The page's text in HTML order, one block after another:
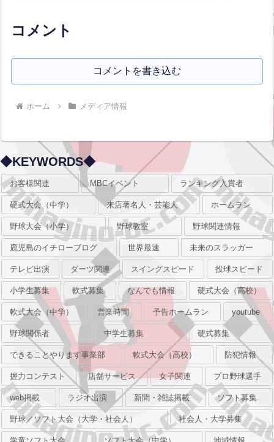
コメント
コメントを書き込む
ホーム メディア情報
◆KEYWORDS◆
お客様関連 MBCイベント ランキング入賞者
硬式大会（中学） 来店著名人・芸能人 ホームラン
野球大会（小学） 野球教室 野球関連情報
鹿児島のイチローブログ 世界最速 未来のスラッガー
テレビ出演 ダーツ関連 スイングスピード 投球スピード
小学生募集 軟式募集 なんでも情報 硬式大会（高校）
軟式大会（中学） 営業時間 予告ホームラン youtube
野球関係者 中学生募集 硬式募集
できることやります事業部 軟式大会（高校） 防犯情報
握力コンテスト 店舗サービス 女子関連 プロ野球選手
web掲載 ラジオ出演 新聞・雑誌掲載 ソフト募集
野球／ソフト大会（大学・社会人） 社会人・大学募集